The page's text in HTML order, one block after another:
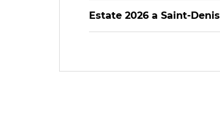
Estate 2026 a Saint-Denis